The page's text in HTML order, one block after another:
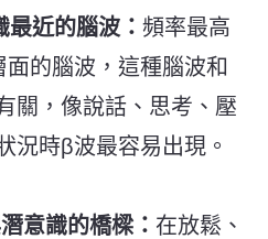
近的腦波： 頻率最高
的腦波，這種腦波和
關，像說話、思考、壓
況時β波最容易出現。
意識的橋樑： 在放鬆、